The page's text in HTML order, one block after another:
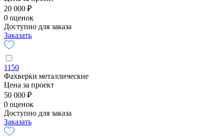
20 000 ₽
0 оценок
Доступно для заказа
Заказать
1150
Фахверки металлические
Цена за проект
50 000 ₽
0 оценок
Доступно для заказа
Заказать